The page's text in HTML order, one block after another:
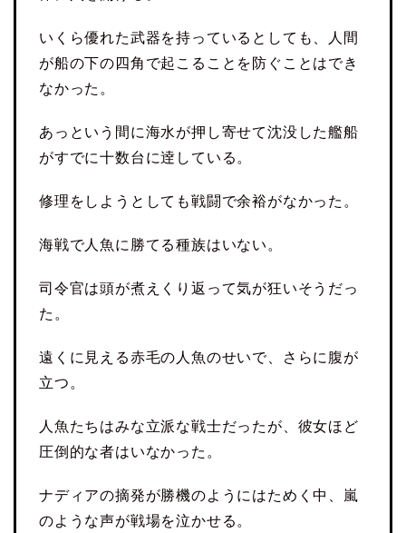
いくら優れた武器を持っているとしても、人間
が船の下の四角で起こることを防ぐことはでき
なかった。
あっという間に海水が押し寄せて沈没した艦船
がすでに十数台に逹している。
修理をしようとしても戦闘で余裕がなかった。
海戦で人魚に勝てる種族はいない。
司令官は頭が煮えくり返って気が狂いそうだっ
た。
遠くに見える赤毛の人魚のせいで、さらに腹が
立つ。
人魚たちはみな立派な戦士だったが、彼女ほど
圧倒的な者はいなかった。
ナディアの摘発が勝機のようにはためく中、嵐
のような声が戦場を泣かせる。